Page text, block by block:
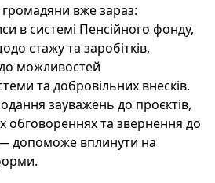
вже зараз:
в системі Пенсійного фонду,
стажу та заробітків,
можливостей
та добровільних внесків.
зауважень до проєктів,
обговореннях та звернення до
допоможе вплинути на